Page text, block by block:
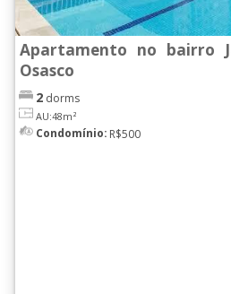
Apartamento no bairro
Osasco
2 dorms
AU:48m²
Condomínio: R$500